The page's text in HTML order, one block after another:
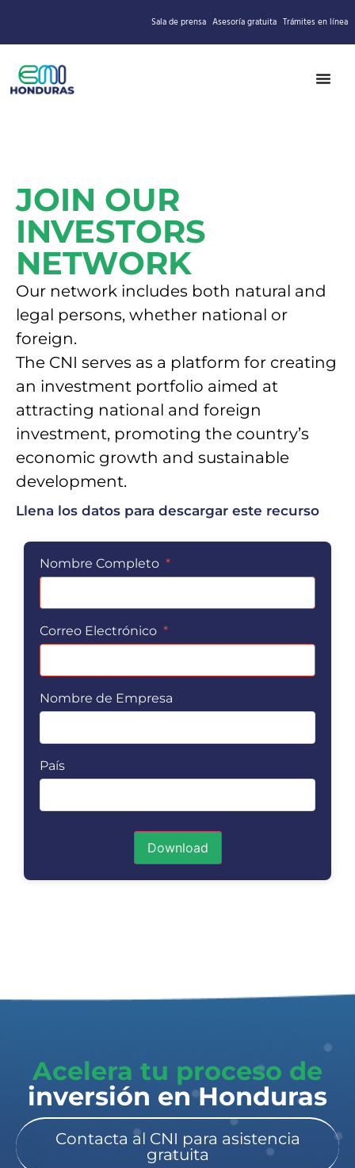
Sala de prensa Asesoría gratuita Trámites en línea
JOIN OUR
INVESTORS
NETWORK
Our network includes both natural and
legal persons, whether national or
foreign.
The CNI serves as a platform for creating
an investment portfolio aimed at
attracting national and foreign
investment, promoting the country’s
economic growth and sustainable
development.
Llena los datos para descargar este recurso
Nombre Completo *
Correo Electrónico *
Nombre de Empresa
País
Download
Acelera tu proceso de
inversión en Honduras​
Contacta al CNI para asistencia
gratuita